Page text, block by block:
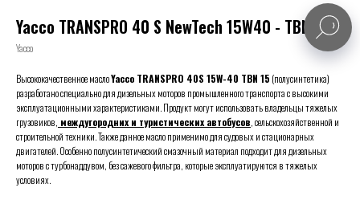
Yacco TRANSPRO 40 S NewTech 15W40 - TBN 15
Yacco
Высококачественное маслоYacco TRANSPRO 40S 15W-40 TBN 15 (полусинтетика)
разработано специально для дизельных моторов промышленного транспорта с высокими
эксплуатационными характеристиками. Продукт могут использовать владельцы тяжелых
грузовиков, междугородних и туристических автобусов, сельскохозяйственной и
строительной техники. Также данное масло применимо для судовых и стационарных
двигателей. Особенно полусинтетический смазочный материал подходит для дизельных
моторов с турбонаддувом, без сажевого фильтра, которые эксплуатируются в тяжелых
условиях.